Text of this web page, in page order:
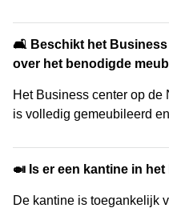
🛋️ Beschikt het Business
over het benodigde
Het Business center op de
is volledig gemeubileerd
🍛 Is er een kantine in
De kantine is toegankelijk